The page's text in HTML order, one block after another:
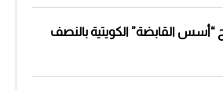
“أسس القابضة” الكويتية بالنصف